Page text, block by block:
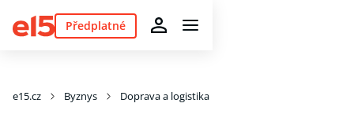
Předplatné
e15.cz Byznys Doprava a logistika